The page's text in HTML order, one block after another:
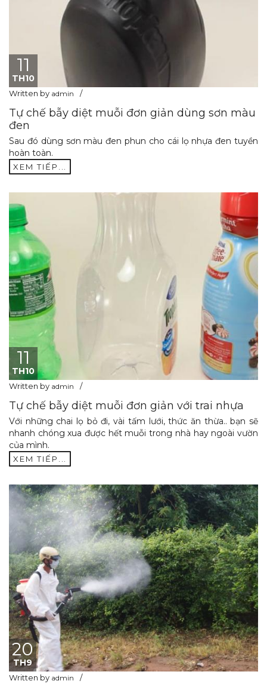
11
TH10
Written by admin
Tự chế bẫy diệt muỗi đơn giản dùng sơn màu
đen
Sau đó dùng sơn màu đen phun cho cái lọ nhựa đen tuyền
hoàn toàn.
XEM TIẾP...
11
TH10
Written by admin
Tự chế bẫy diệt muỗi đơn giản với trai nhựa
Với những chai lọ bỏ đi, vài tấm lưới, thức ăn thừa.. bạn sẽ
nhanh chóng xua được hết muỗi trong nhà hay ngoài vườn
của mình.
XEM TIẾP...
20
TH9
Written by admin